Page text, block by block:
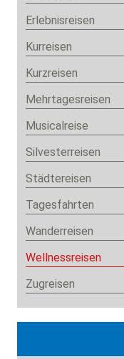
Erlebnisreisen
Kurreisen
Kurzreisen
Mehrtagesreisen
Musicalreise
Silvesterreisen
Städtereisen
Tagesfahrten
Wanderreisen
Wellnessreisen
Zugreisen